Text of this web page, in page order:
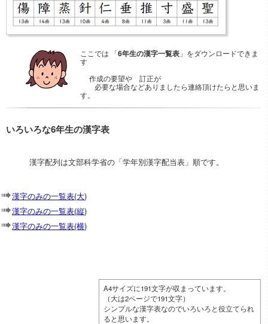
ここでは 「6年生の漢字一覧表 」をダウンロードできま
す
作成の要望や 訂正が
必要な場合などありましたら連絡頂けたらと思いま
す。
いろいろな6年生の漢字表
漢字配列は文部科学省の「学年別漢字配当表」順です。
漢字のみの一覧表(大)
漢字のみの一覧表(縦)
漢字のみの一覧表(横)
A4サイズに191文字が収まっています。
（大は2ページで191文字）
シンプルな漢字表なのでいろいろと役立てられ
ると思います。